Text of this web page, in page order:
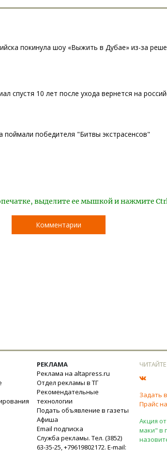
покинула шоу «Выжить в Дубае» из-за
спустя 10 лет после ухода вернется на
поймали победителя "Битвы экстрасенсов"
выделите ее мышкой и нажмите
Комментарии
РЕКЛАМА
Реклама на altapress.ru
Отдел рекламы в ТГ
Рекомендательные
технологии
Подать объявление в газеты
Афиша
Email подписка
Служба рекламы. Тел. (3852)
63-35-25, +79619802172. E-mail:
Задать
Прайс
Акция
маки" в